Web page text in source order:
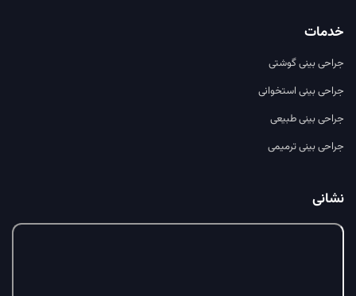
خدمات
جراحی بینی گوشتی
جراحی بینی استخوانی
جراحی بینی طبیعی
جراحی بینی ترمیمی
نشانی